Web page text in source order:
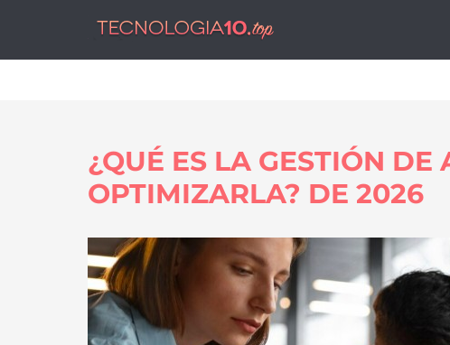
¿QUÉ ES LA GESTIÓN DE
OPTIMIZARLA? DE 2026